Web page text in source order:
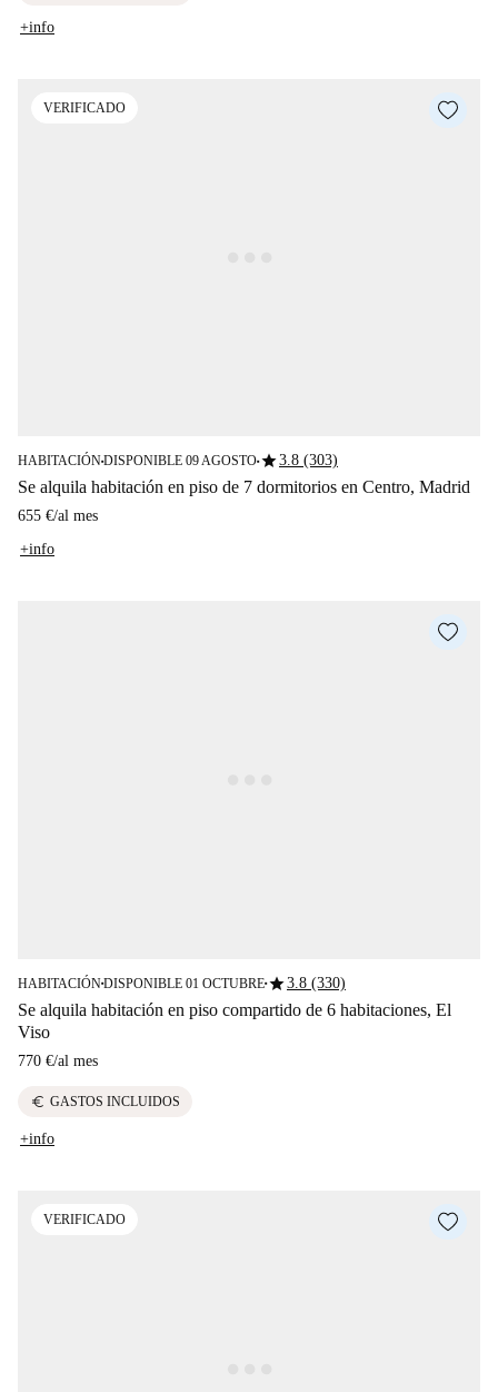
+info
VERIFICADO
HABITACIÓN■DISPONIBLE 09 AGOSTO■star3.8 (303)
Se alquila habitación en piso de 7 dormitorios en Centro, Madrid
655 €/al mes
+info
HABITACIÓN■DISPONIBLE 01 OCTUBRE■star3.8 (330)
Se alquila habitación en piso compartido de 6 habitaciones, El
Viso
770 €/al mes
euro GASTOS INCLUIDOS
+info
VERIFICADO